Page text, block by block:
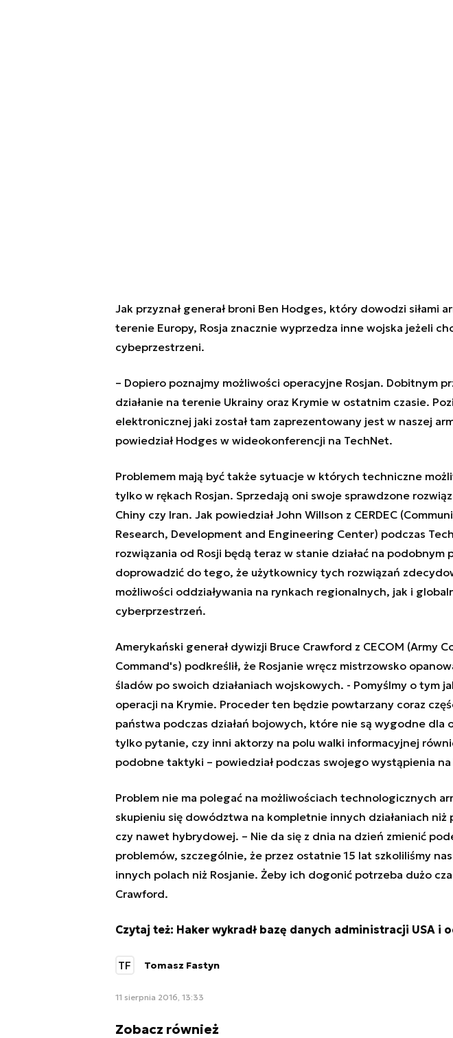
Jak przyznał generał broni Ben Hodges, który dowodzi siłami
terenie Europy, Rosja znacznie wyprzedza inne wojska jeżeli
cybeprzestrzeni.
– Dopiero poznajmy możliwości operacyjne Rosjan. Dobitnym
działanie na terenie Ukrainy oraz Krymie w ostatnim czasie.
elektronicznej jaki został tam zaprezentowany jest w naszej
powiedział Hodges w wideokonferencji na TechNet.
Problemem mają być także sytuacje w których techniczne
tylko w rękach Rosjan. Sprzedają oni swoje sprawdzone
Chiny czy Iran. Jak powiedział John Willson z CERDEC (
Research, Development and Engineering Center) podczas
rozwiązania od Rosji będą teraz w stanie działać na podobnym
doprowadzić do tego, że użytkownicy tych rozwiązań
możliwości oddziaływania na rynkach regionalnych, jak i
cyberprzestrzeń.
Amerykański generał dywizji Bruce Crawford z CECOM (Army
Command's) podkreślił, że Rosjanie wręcz mistrzowsko
śladów po swoich działaniach wojskowych. - Pomyślmy o tym
operacji na Krymie. Proceder ten będzie powtarzany coraz
państwa podczas działań bojowych, które nie są wygodne dla
tylko pytanie, czy inni aktorzy na polu walki informacyjnej
podobne taktyki – powiedział podczas swojego wystąpienia
Problem nie ma polegać na możliwościach technologicznych
skupieniu się dowództwa na kompletnie innych działaniach niż
czy nawet hybrydowej. – Nie da się z dnia na dzień zmienić
problemów, szczególnie, że przez ostatnie 15 lat szkoliliśmy
innych polach niż Rosjanie. Żeby ich dogonić potrzeba dużo
Crawford.
Czytaj też: Haker wykradł bazę danych administracji USA i
TF Tomasz Fastyn
11 sierpnia 2016, 13:33
Zobacz również